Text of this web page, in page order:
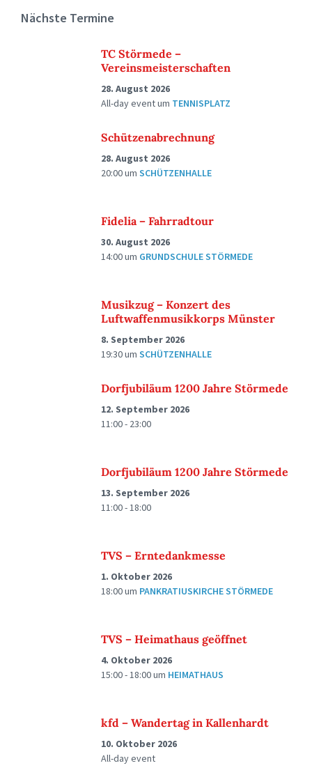
Nächste Termine
TC Störmede –
Vereinsmeisterschaften
28. August 2026
All-day eventum TENNISPLATZ
Schützenabrechnung
28. August 2026
20:00um SCHÜTZENHALLE
Fidelia – Fahrradtour
30. August 2026
14:00um GRUNDSCHULE STÖRMEDE
Musikzug – Konzert des
Luftwaffenmusikkorps Münster
8. September 2026
19:30um SCHÜTZENHALLE
Dorfjubiläum 1200 Jahre Störmede
12. September 2026
11:00 - 23:00
Dorfjubiläum 1200 Jahre Störmede
13. September 2026
11:00 - 18:00
TVS – Erntedankmesse
1. Oktober 2026
18:00um PANKRATIUSKIRCHE STÖRMEDE
TVS – Heimathaus geöffnet
4. Oktober 2026
15:00 - 18:00um HEIMATHAUS
kfd – Wandertag in Kallenhardt
10. Oktober 2026
All-day event